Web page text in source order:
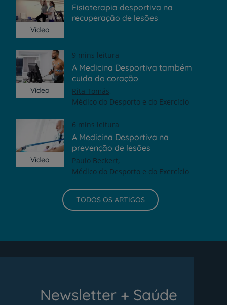
Vídeo
Fisioterapia desportiva na
recuperação de lesões
Vídeo
9 mins leitura
A Medicina Desportiva também
cuida do coração
Rita Tomás
Médico do Desporto e do Exercício
Vídeo
6 mins leitura
A Medicina Desportiva na
prevenção de lesões
Paulo Beckert
Médico do Desporto e do Exercício
TODOS OS ARTIGOS
Newsletter + Saúde